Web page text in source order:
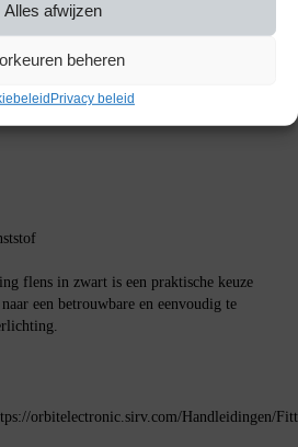
Alles afwijzen
beheren
Privacy beleid
plaats blijft zitten. De ring flens biedt extra
flens in zwart is een praktische keuze
een betrouwbare en eenvoudig te
orbitelectronic.sirv.com/Handleidingen/